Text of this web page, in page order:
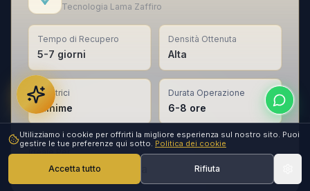
Utilizziamo i cookie per offrirti la migliore esperienza sul nostro sito. Puoi
gestire le tue preferenze qui sotto. Politica dei cookie
Accetta tutto Rifiuta
Tecnologia Lama Zaffiro
Tempo di Recupero
5-7 giorni
Densità Ottenuta
Alta
Cicatrici
Minime
Durata Operazione
6-8 ore
Ideale Per
Naturalezza della linea